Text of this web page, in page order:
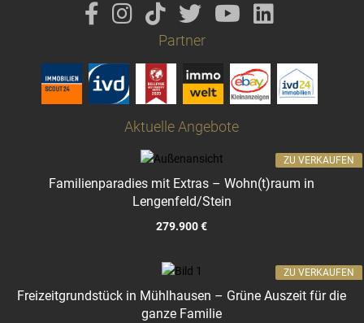
Partner
Aktuelle Angebote
Familienparadies mit Extras – Wohn(t)raum in
Lengenfeld/Stein
279.900 €
ZU VERKAUFEN
Freizeitgrundstück in Mühlhausen – Grüne Auszeit für die
ganze Familie
ZU VERKAUFEN